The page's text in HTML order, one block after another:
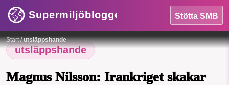
Supermiljöbloggen Stötta SMB
OMRÅDEN
MILJÖFAKTA
Start/utsläppshande
utsläppshande
Magnus Nilsson: Irankriget skakar
Foto: James Baltz, Unsplash / Privat